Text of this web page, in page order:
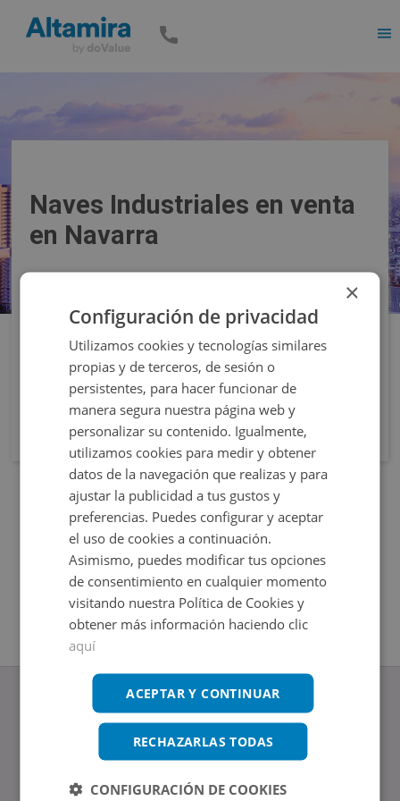
Naves Industriales en venta
en Navarra
Filtros
www.altamirainmuebles.com
Edificio Skylight
Avenida de Manoteras 14-16, 28050, Madrid
×
Configuración de privacidad
Utilizamos cookies y tecnologías similares
propias y de terceros, de sesión o
persistentes, para hacer funcionar de
manera segura nuestra página web y
personalizar su contenido. Igualmente,
utilizamos cookies para medir y obtener
datos de la navegación que realizas y para
ajustar la publicidad a tus gustos y
preferencias. Puedes configurar y aceptar
el uso de cookies a continuación.
Asimismo, puedes modificar tus opciones
de consentimiento en cualquier momento
visitando nuestra Política de Cookies y
obtener más información haciendo clic
aquí
ACEPTAR Y CONTINUAR
RECHAZARLAS TODAS
CONFIGURACIÓN DE COOKIES